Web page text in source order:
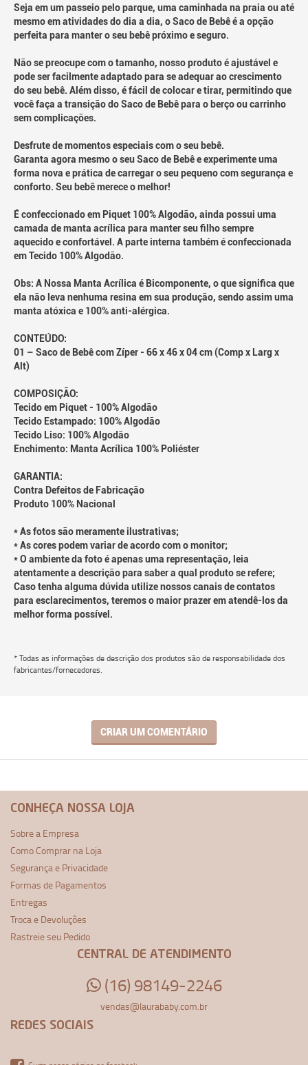
Seja em um passeio pelo parque, uma caminhada na praia ou até
mesmo em atividades do dia a dia, o Saco de Bebê é a opção
perfeita para manter o seu bebê próximo e seguro.
Não se preocupe com o tamanho, nosso produto é ajustável e
pode ser facilmente adaptado para se adequar ao crescimento
do seu bebê. Além disso, é fácil de colocar e tirar, permitindo que
você faça a transição do Saco de Bebê para o berço ou carrinho
sem complicações.
Desfrute de momentos especiais com o seu bebê.
Garanta agora mesmo o seu Saco de Bebê e experimente uma
forma nova e prática de carregar o seu pequeno com segurança e
conforto. Seu bebê merece o melhor!
É confeccionado em Piquet 100% Algodão, ainda possui uma
camada de manta acrílica para manter seu filho sempre
aquecido e confortável. A parte interna também é confeccionada
em Tecido 100% Algodão.
Obs: A Nossa Manta Acrílica é Bicomponente, o que significa que
ela não leva nenhuma resina em sua produção, sendo assim uma
manta atóxica e 100% anti-alérgica.
CONTEÚDO:
01 – Saco de Bebê com Zíper - 66 x 46 x 04 cm (Comp x Larg x
Alt)
COMPOSIÇÃO:
Tecido em Piquet - 100% Algodão
Tecido Estampado: 100% Algodão
Tecido Liso: 100% Algodão
Enchimento: Manta Acrílica 100% Poliéster
GARANTIA:
Contra Defeitos de Fabricação
Produto 100% Nacional
* As fotos são meramente ilustrativas;
* As cores podem variar de acordo com o monitor;
* O ambiente da foto é apenas uma representação, leia
atentamente a descrição para saber a qual produto se refere;
Caso tenha alguma dúvida utilize nossos canais de contatos
para esclarecimentos, teremos o maior prazer em atendê-los da
melhor forma possível.
* Todas as informações de descrição dos produtos são de responsabilidade dos
fabricantes/fornecedores.
CRIAR UM COMENTÁRIO
CONHEÇA NOSSA LOJA
Sobre a Empresa
Como Comprar na Loja
Segurança e Privacidade
Formas de Pagamentos
Entregas
Troca e Devoluções
Rastreie seu Pedido
CENTRAL DE ATENDIMENTO
(16) 98149-2246
vendas@laurababy.com.br
REDES SOCIAIS